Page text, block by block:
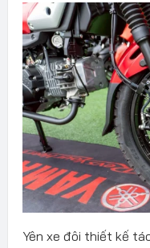
Yên xe đôi thiết kế